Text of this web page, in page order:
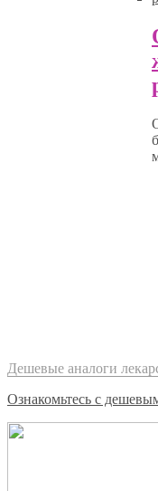
Дешевые аналоги
Ознакомьтесь с